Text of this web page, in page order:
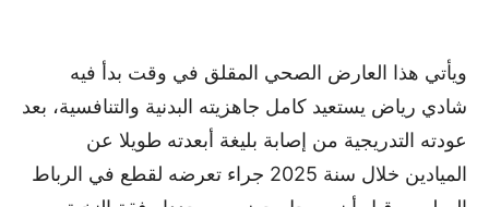
ويأتي هذا العارض الصحي المقلق في وقت بدأ فيه
شادي رياض يستعيد كامل جاهزيته البدنية والتنافسية، بعد
عودته التدريجية من إصابة بليغة أبعدته طويلا عن
الميادين خلال سنة 2025 جراء تعرضه لقطع في الرباط